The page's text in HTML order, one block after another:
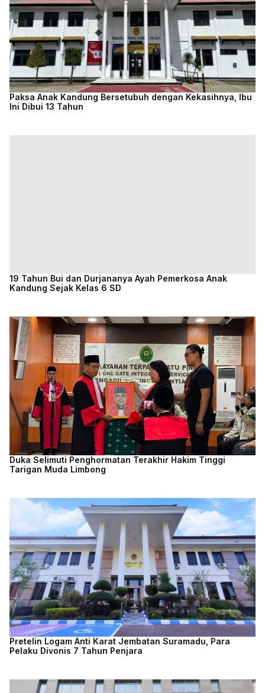
Paksa Anak Kandung Bersetubuh dengan Kekasihnya, Ibu
Ini Dibui 13 Tahun
19 Tahun Bui dan Durjananya Ayah Pemerkosa Anak
Kandung Sejak Kelas 6 SD
Duka Selimuti Penghormatan Terakhir Hakim Tinggi
Tarigan Muda Limbong
Pretelin Logam Anti Karat Jembatan Suramadu, Para
Pelaku Divonis 7 Tahun Penjara